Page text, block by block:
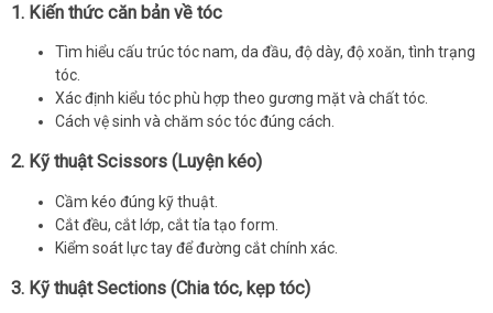
1. Kiến thức căn bản về tóc
Tìm hiểu cấu trúc tóc nam, da đầu, độ dày, độ xoăn, tình trạng
tóc.
Xác định kiểu tóc phù hợp theo gương mặt và chất tóc.
Cách vệ sinh và chăm sóc tóc đúng cách.
2. Kỹ thuật Scissors (Luyện kéo)
Cầm kéo đúng kỹ thuật.
Cắt đều, cắt lớp, cắt tỉa tạo form.
Kiểm soát lực tay để đường cắt chính xác.
3. Kỹ thuật Sections (Chia tóc, kẹp tóc)